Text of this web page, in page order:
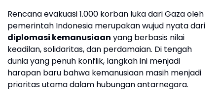
Rencana evakuasi 1.000 korban luka dari Gaza oleh
pemerintah Indonesia merupakan wujud nyata dari
diplomasi kemanusiaan yang berbasis nilai
keadilan, solidaritas, dan perdamaian. Di tengah
dunia yang penuh konflik, langkah ini menjadi
harapan baru bahwa kemanusiaan masih menjadi
prioritas utama dalam hubungan antarnegara.